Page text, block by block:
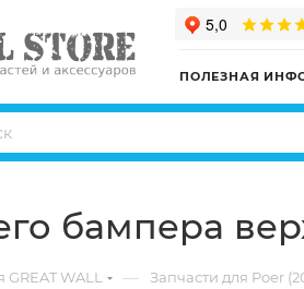
ПОЛЕЗНАЯ
бампера
WALL — Запчасти для Poer